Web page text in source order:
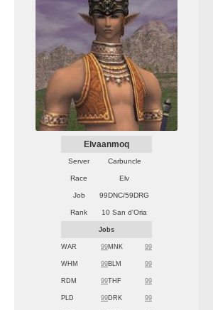
Elvaanmoq
Server Carbuncle
Race Elv
Job 99DNC/59DRG
Rank 10 San d'Oria
Jobs
WAR 99MNK 99
WHM 99BLM 99
RDM 99THF 99
PLD 99DRK 99